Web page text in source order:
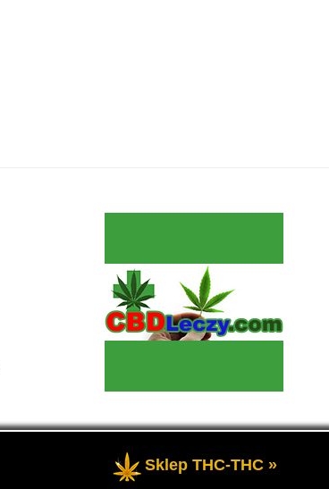
- Medyczna marihuana i olej CBD-RSO w medycynie.
Sklep THC-THC »